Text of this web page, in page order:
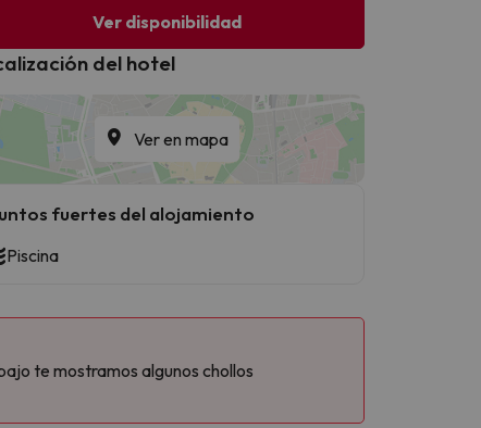
Ver disponibilidad
del hotel
Ver en mapa
fuertes del alojamiento
Piscina
te mostramos algunos chollos